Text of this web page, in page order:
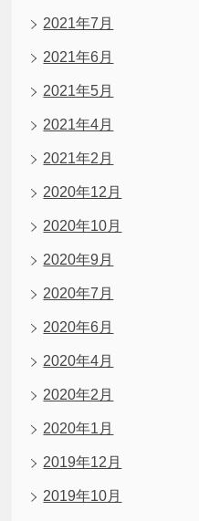
2021年7月
2021年6月
2021年5月
2021年4月
2021年2月
2020年12月
2020年10月
2020年9月
2020年7月
2020年6月
2020年4月
2020年2月
2020年1月
2019年12月
2019年10月